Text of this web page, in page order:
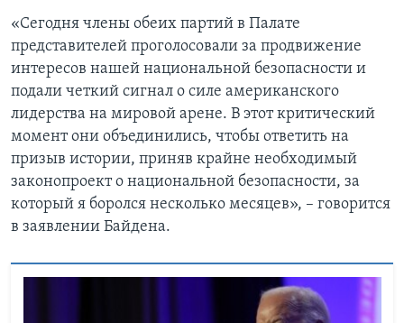
«Сегодня члены обеих партий в Палате
представителей проголосовали за продвижение
интересов нашей национальной безопасности и
подали четкий сигнал о силе американского
лидерства на мировой арене. В этот критический
момент они объединились, чтобы ответить на
призыв истории, приняв крайне необходимый
законопроект о национальной безопасности, за
который я боролся несколько месяцев», – говорится
в заявлении Байдена.